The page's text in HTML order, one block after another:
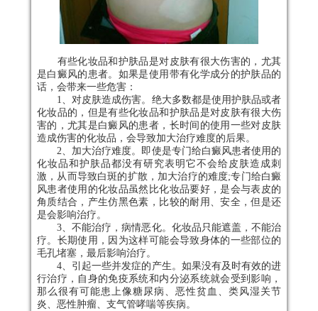
有些化妆品和护肤品是对皮肤有很大伤害的，尤其
是白癜风的患者。如果是使用带有化学成分的护肤品的
话，会带来一些危害：
1、对皮肤造成伤害。绝大多数都是使用护肤品或者
化妆品的，但是有些化妆品和护肤品是对皮肤有很大伤
害的，尤其是白癜风的患者，长时间的使用一些对皮肤
造成伤害的化妆品，会导致加大治疗难度的后果。
2、加大治疗难度。即使是专门给白癜风患者使用的
化妆品和护肤品都没有研究表明它不会给皮肤造成刺
激，从而导致白斑的扩散，加大治疗的难度;专门给白癜
风患者使用的化妆品虽然比化妆品要好，是会与表皮的
角质结合，产生仿黑色素，比较的耐用、安全，但是还
是会影响治疗。
3、不能治疗，病情恶化。化妆品只能遮盖，不能治
疗。长期使用，因为这样可能会导致身体的一些部位的
毛孔堵塞，最后影响治疗。
4、引起一些并发症的产生。如果没有及时有效的进
行治疗，自身的免疫系统和内分泌系统就会受到影响，
那么很有可能患上像糖尿病、恶性贫血、类风湿关节
炎、恶性肿瘤、支气管哮喘等疾病。